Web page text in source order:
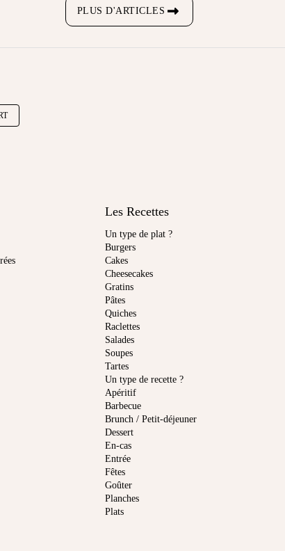
PLUS D'ARTICLES
Les Recettes
Un type de plat ?
Burgers
Cakes
Cheesecakes
Gratins
Pâtes
Quiches
Raclettes
Salades
Soupes
Tartes
Un type de recette ?
Apéritif
Barbecue
Brunch / Petit-déjeuner
Dessert
En-cas
Entrée
Fêtes
Goûter
Planches
Plats